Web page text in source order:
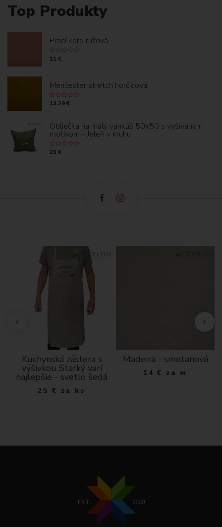
Top Produkty
Prací kord ružová
11 €
Menčester stretch horčicová
13.29 €
Obliečka na malý vankúš 50x50 s vyšívaným
motívom - Jeleň v kruhu
23 €
Kuchynská zástera s
výšivkou Starký varí
najlepšie - svetlo šedá
25 € za ks
Madeira - smotanová
14 € za m